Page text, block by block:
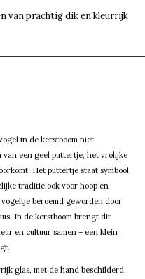
van prachtig dik en kleurrijk
in de kerstboom niet
een geel puttertje, het vrolijke
Het puttertje staat symbool
traditie ook voor hoop en
beroemd geworden door
In de kerstboom brengt dit
en cultuur samen – een klein
glas, met de hand beschilderd.